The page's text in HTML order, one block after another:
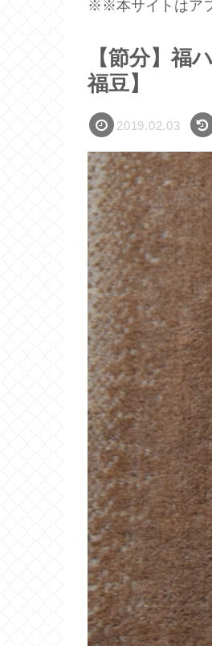
※※本サイトはア
【節分】福
福豆】
2019.02.03